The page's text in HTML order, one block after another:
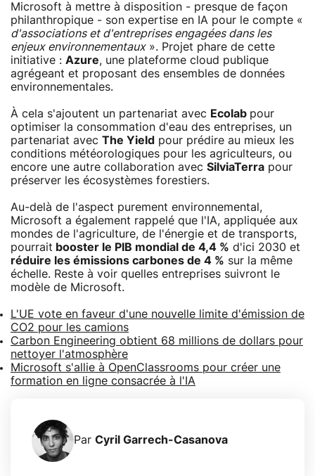
Microsoft à mettre à disposition - presque de façon
philanthropique - son expertise en IA pour le compte «
d'associations et d'entreprises engagées dans les
enjeux environnementaux». Projet phare de cette
initiative : Azure, une plateforme cloud publique
agrégeant et proposant des ensembles de données
environnementales.
À cela s'ajoutent un partenariat avec Ecolab pour
optimiser la consommation d'eau des entreprises, un
partenariat avec The Yield pour prédire au mieux les
conditions météorologiques pour les agriculteurs, ou
encore une autre collaboration avec SilviaTerra pour
préserver les écosystèmes forestiers.
Au-delà de l'aspect purement environnemental,
Microsoft a également rappelé que l'IA, appliquée aux
mondes de l'agriculture, de l'énergie et de transports,
pourrait booster le PIB mondial de 4,4 % d'ici 2030 et
réduire les émissions carbones de 4 % sur la même
échelle. Reste à voir quelles entreprises suivront le
modèle de Microsoft.
L'UE vote en faveur d'une nouvelle limite d'émission de
CO2 pour les camions
Carbon Engineering obtient 68 millions de dollars pour
nettoyer l'atmosphère
Microsoft s'allie à OpenClassrooms pour créer une
formation en ligne consacrée à l'IA
Par Cyril Garrech-Casanova